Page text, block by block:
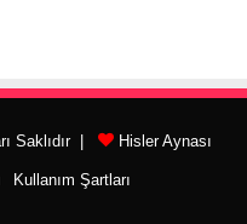
Saklıdır | Hisler Aynası
Kullanım Şartları